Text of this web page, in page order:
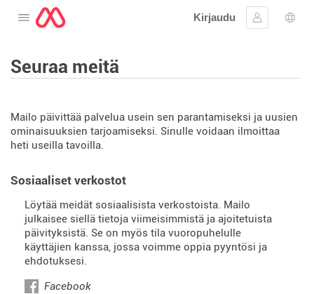
Avaa valikko
Kirjaudu
Kirjaudu
Seuraa meitä
Mailo päivittää palvelua usein sen parantamiseksi ja uusien
ominaisuuksien tarjoamiseksi. Sinulle voidaan ilmoittaa
heti useilla tavoilla.
Sosiaaliset verkostot
Löytää meidät sosiaalisista verkostoista. Mailo
julkaisee siellä tietoja viimeisimmistä ja ajoitetuista
päivityksistä. Se on myös tila vuoropuhelulle
käyttäjien kanssa, jossa voimme oppia pyyntösi ja
ehdotuksesi.
Facebook